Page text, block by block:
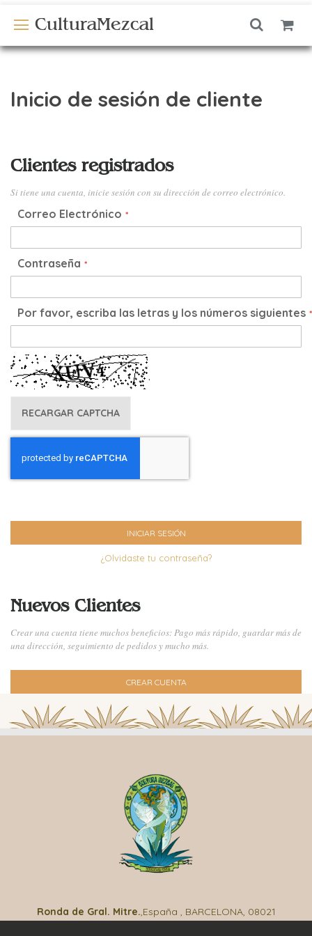
CulturaMezcal
Inicio de sesión de cliente
Clientes registrados
Si tiene una cuenta, inicie sesión con su dirección de correo electrónico.
Correo Electrónico
Contraseña
Por favor, escriba las letras y los números siguientes
RECARGAR CAPTCHA
INICIAR SESIÓN
¿Olvidaste tu contraseña?
Nuevos Clientes
Crear una cuenta tiene muchos beneficios: Pago más rápido, guardar más de
una dirección, seguimiento de pedidos y mucho más.
CREAR CUENTA
Ronda de Gral. Mitre.,España , BARCELONA, 08021